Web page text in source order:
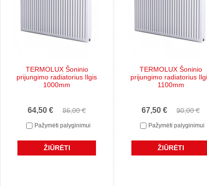
TERMOLUX Šoninio
prijungimo radiatorius Ilgis
1000mm
64,50 € 86,00 €
Pažymėti palyginimui
ŽIŪRĖTI
TERMOLUX Šoninio
prijungimo radiatorius
1100mm
67,50 € 90,00 €
Pažymėti palyginimui
ŽIŪRĖTI